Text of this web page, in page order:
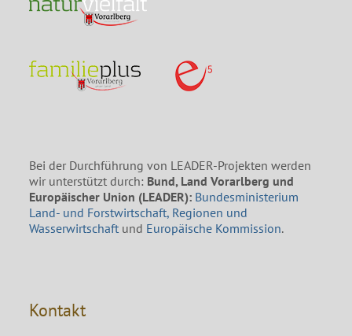
Bei der Durchführung von LEADER-Projekten werden
wir unterstützt durch: Bund, Land Vorarlberg und
Europäischer Union (LEADER): Bundesministerium
Land- und Forstwirtschaft, Regionen und
Wasserwirtschaft und Europäische Kommission.
Kontakt